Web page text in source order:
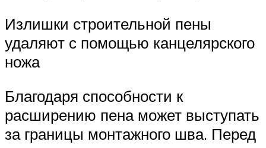
Излишки строительной пены
удаляют с помощью канцелярского
ножа
Благодаря способности к
расширению пена может выступать
за границы монтажного шва. Перед